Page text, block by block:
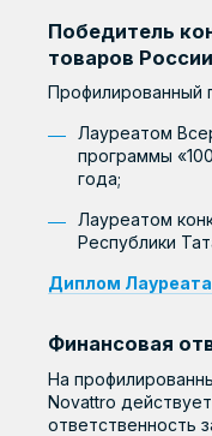
Победитель
товаров
Профилированный
Лауреатом
программы
года;
Лауреатом
Республики
Диплом Лауреата
Финансовая
На
Novattro
ответственность